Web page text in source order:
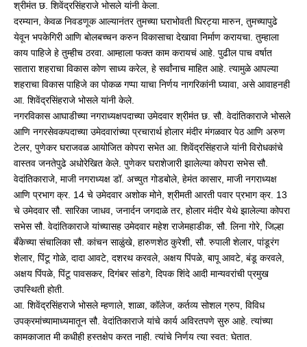
श्रीमंत छ. शिवेंद्रसिंहराजे भोसले यांनी केला.
दरम्यान, केवळ निवडणूक आल्यानंतर तुमच्या घराभोवती घिरट्या मारुन, तुमच्यापुढे
येवून भपकेगिरी आणि बोलबच्चन करुन विकासाचा देखावा निर्माण करायचा. तुम्हाला
काय पाहिजे हे तुम्हीच ठरवा. आम्हाला फक्त काम करायचं आहे. पुढील पाच वर्षात
सातारा शहराचा विकास कोण साध्य करेल, हे सर्वांनाच माहित आहे. त्यामुळे आपल्या
शहराचा विकास पाहिजे का पोकळ गप्पा याचा निर्णय नागरिकांनी घ्यावा, असे आवाहनही
आ. शिवेंद्रसिंहराजे भोसले यांनी केले.
नगरविकास आघाडीच्या नगराध्यक्षपदाच्या उमेदवार श्रीमंत छ. सौ. वेदांतिकाराजे भोसले
आणि नगरसेवकपदाच्या उमेदवारांच्या प्रचारार्थ होलार मंदीर मंगळवार पेठ आणि अरुण
टेलर, पुणेकर घराजवळ आयोजित कोपरा सभेत आ. शिवेंद्रसिंहराजे यांनी विरोधकांचे
वास्तव जनतेपुढे अधोरेखित केले. पुणेकर घराशेजारी झालेल्या कोपरा सभेस सौ.
वेदांतिकाराजे, माजी नगराध्यक्ष डॉ. अच्युत गोडबोले, हेमंत कासार, माजी नगराध्यक्ष
आणि प्रभाग क्र. 14 चे उमेदवार अशोक मोने, श्रीमती आरती पवार प्रभाग क्र. 13
चे उमेदवार सौ. सारिका जाधव, जनार्दन जगदाळे तर, होलार मंदीर येथे झालेल्या कोपरा
सभेस सौ. वेदांतिकाराजे यांच्यासह उमेदवार महेश राजेमहाडीक, सौ. लिना गोरे, जिल्हा
बँकेच्या संचालिका सौ. कांचन साळुंखे, हारुणशेठ कुरेशी, सौ. रुपाली शेलार, पांडूरंग
शेलार, पिंटू गोळे, दादा आवटे, दशरथ करवले, अक्षय पिंपळे, बापू आवटे, बंडू करवले,
अक्षय पिंपळे, पिंटू पावसकर, दिगंबर सांडगे, दिपक शिंदे आदी मान्यवरांची प्रमुख
उपस्थिती होती.
आ. शिवेंद्रसिंहराजे भोसले म्हणाले, शाळा, कॉलेज, कर्तव्य सोशल ग्रुप, विविध
उपक्रमांच्यामाध्यमातून सौ. वेदांतिकाराजे यांचे कार्य अविरतपणे सुरु आहे. त्यांच्या
कामकाजात मी कधीही हस्तक्षेप करत नाही. त्यांचे निर्णय त्या स्वत: घेतात.